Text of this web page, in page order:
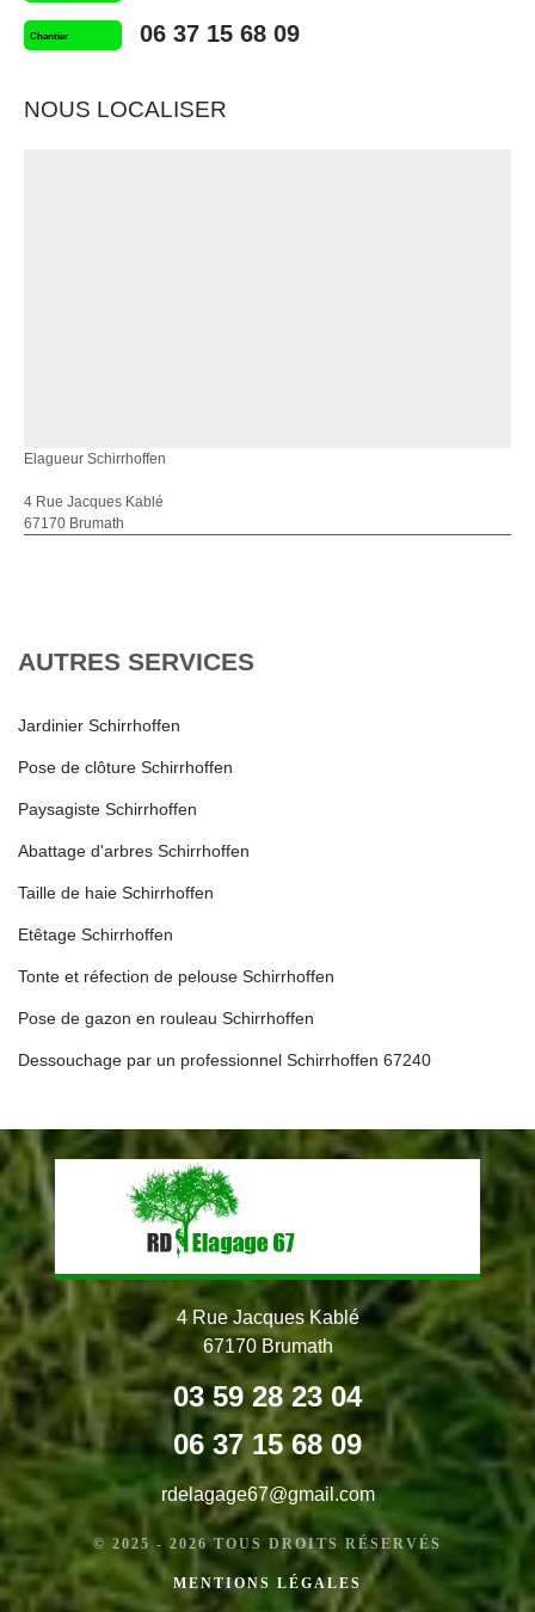
Chantier 06 37 15 68 09
NOUS LOCALISER
Elagueur Schirrhoffen
4 Rue Jacques Kablé
67170 Brumath
AUTRES SERVICES
Jardinier Schirrhoffen
Pose de clôture Schirrhoffen
Paysagiste Schirrhoffen
Abattage d'arbres Schirrhoffen
Taille de haie Schirrhoffen
Etêtage Schirrhoffen
Tonte et réfection de pelouse Schirrhoffen
Pose de gazon en rouleau Schirrhoffen
Dessouchage par un professionnel Schirrhoffen 67240
4 Rue Jacques Kablé
67170 Brumath
03 59 28 23 04
06 37 15 68 09
rdelagage67@gmail.com
© 2025 - 2026 TOUS DROITS RÉSERVÉS
MENTIONS LÉGALES